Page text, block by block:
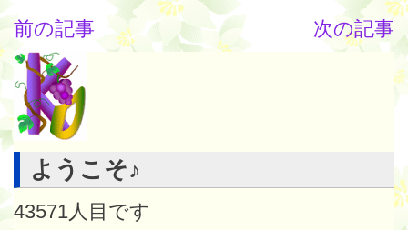
前の記事
次の記事
ようこそ♪
43571人目です